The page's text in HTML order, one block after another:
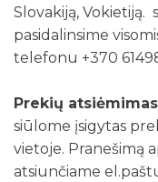
Slovakiją, Vokietiją.
pasidalinsime
telefonu +370
Prekių
siūlome įsigytas
vietoje. Pranešimą
atsiunčiame